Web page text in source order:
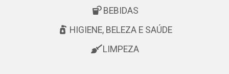
BEBIDAS
HIGIENE, BELEZA E SAÚDE
LIMPEZA